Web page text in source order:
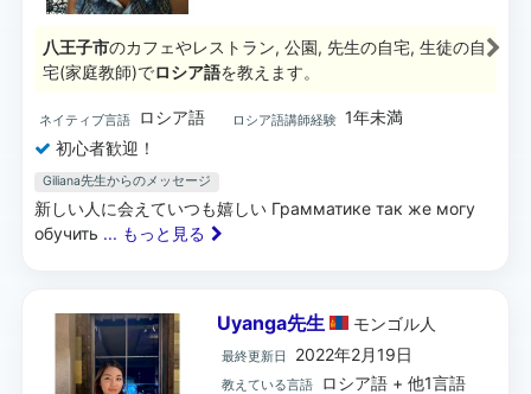
八王子市のカフェやレストラン, 公園, 先生の自宅, 生徒の自
宅(家庭教師)でロシア語を教えます。
ネイティブ言語 ロシア語 ロシア語講師経験 1年未満
初心者歓迎！
Giliana先生からのメッセージ
新しい人に会えていつも嬉しい Грамматике так же могу
обучить ... もっと見る
Uyanga先生 モンゴル人
最終更新日 2022年2月19日
教えている言語 ロシア語 + 他1言語